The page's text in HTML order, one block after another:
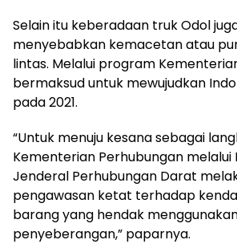
Selain itu keberadaan truk Odol
menyebabkan kemacetan atau
lintas. Melalui program
bermaksud untuk mewujudkan
pada 2021.
“Untuk menuju kesana sebagai
Kementerian Perhubungan
Jenderal Perhubungan Darat
pengawasan ketat terhadap
barang yang hendak
penyeberangan,” paparnya.